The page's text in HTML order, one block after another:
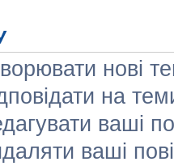
нові
на
ваші
ваші